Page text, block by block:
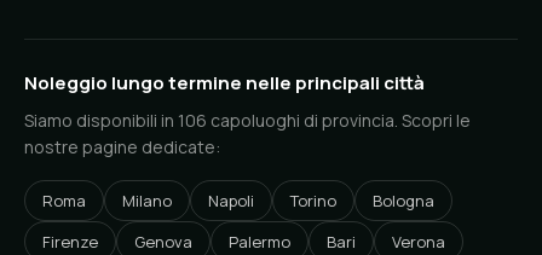
Noleggio lungo termine nelle principali città
Siamo disponibili in 106 capoluoghi di provincia. Scopri le
nostre pagine dedicate:
Roma Milano Napoli Torino
Bologna
Firenze
Genova Palermo Bari
Verona